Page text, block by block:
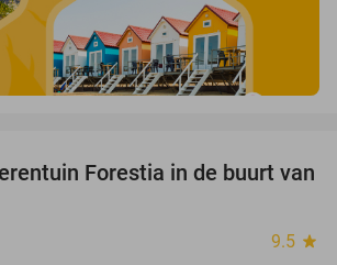
15%
Forestia in de buurt van
9.5 star